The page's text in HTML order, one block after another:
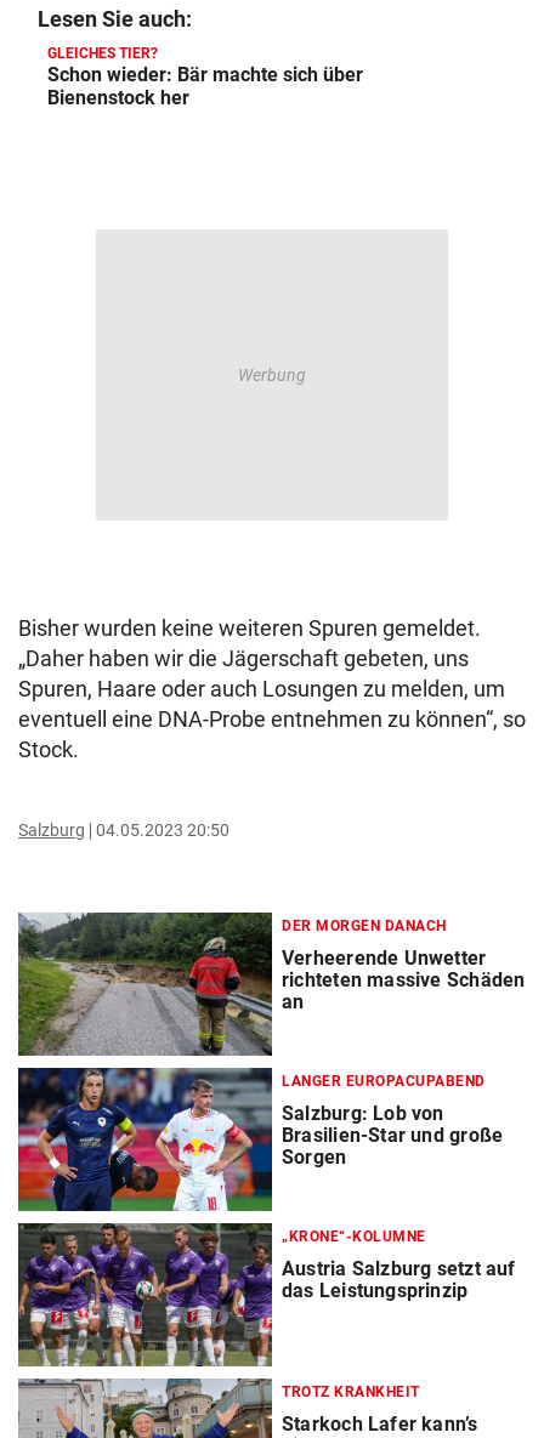
Lesen Sie auch:
GLEICHES TIER?
Schon wieder: Bär machte sich über
Bienenstock her
Bisher wurden keine weiteren Spuren gemeldet.
„Daher haben wir die Jägerschaft gebeten, uns
Spuren, Haare oder auch Losungen zu melden, um
eventuell eine DNA-Probe entnehmen zu können“, so
Stock.
Salzburg 04.05.2023 20:50
DER MORGEN DANACH
Verheerende Unwetter
richteten massive Schäden
an
LANGER EUROPACUPABEND
Salzburg: Lob von
Brasilien-Star und große
Sorgen
„KRONE“-KOLUMNE
Austria Salzburg setzt auf
das Leistungsprinzip
TROTZ KRANKHEIT
Starkoch Lafer kann’s